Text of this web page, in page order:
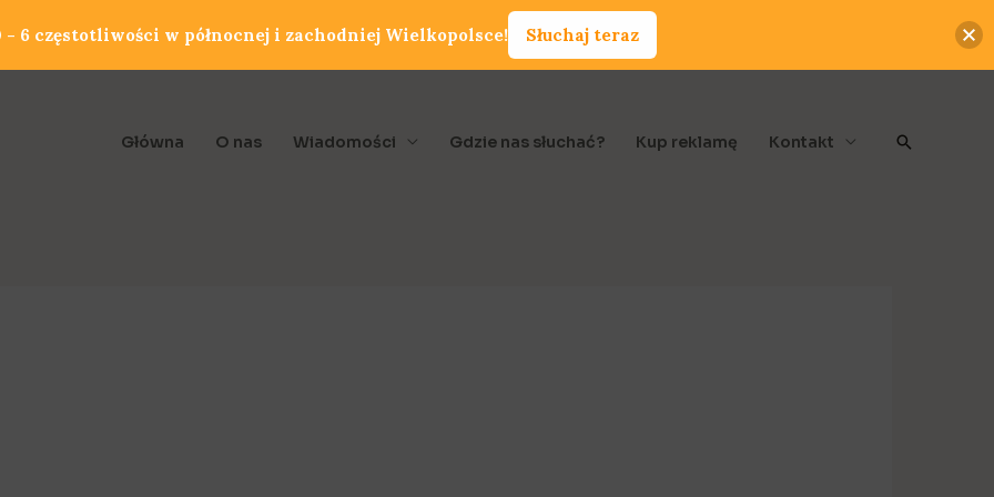
Główna O nas Wiadomości Gdzie nas słuchać? Kup reklamę Kontakt Szukaj
6 częstotliwości w północnej i zachodniej Wielkopolsce! Słuchaj teraz